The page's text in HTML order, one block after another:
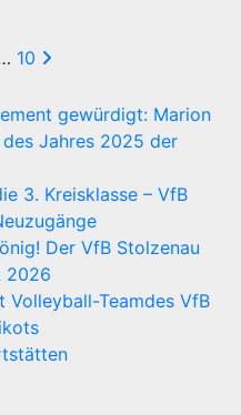
10
gewürdigt: Marion
Jahres 2025 der
3. Kreisklasse – VfB
Der VfB Stolzenau
2026
Volleyball-Teamdes VfB